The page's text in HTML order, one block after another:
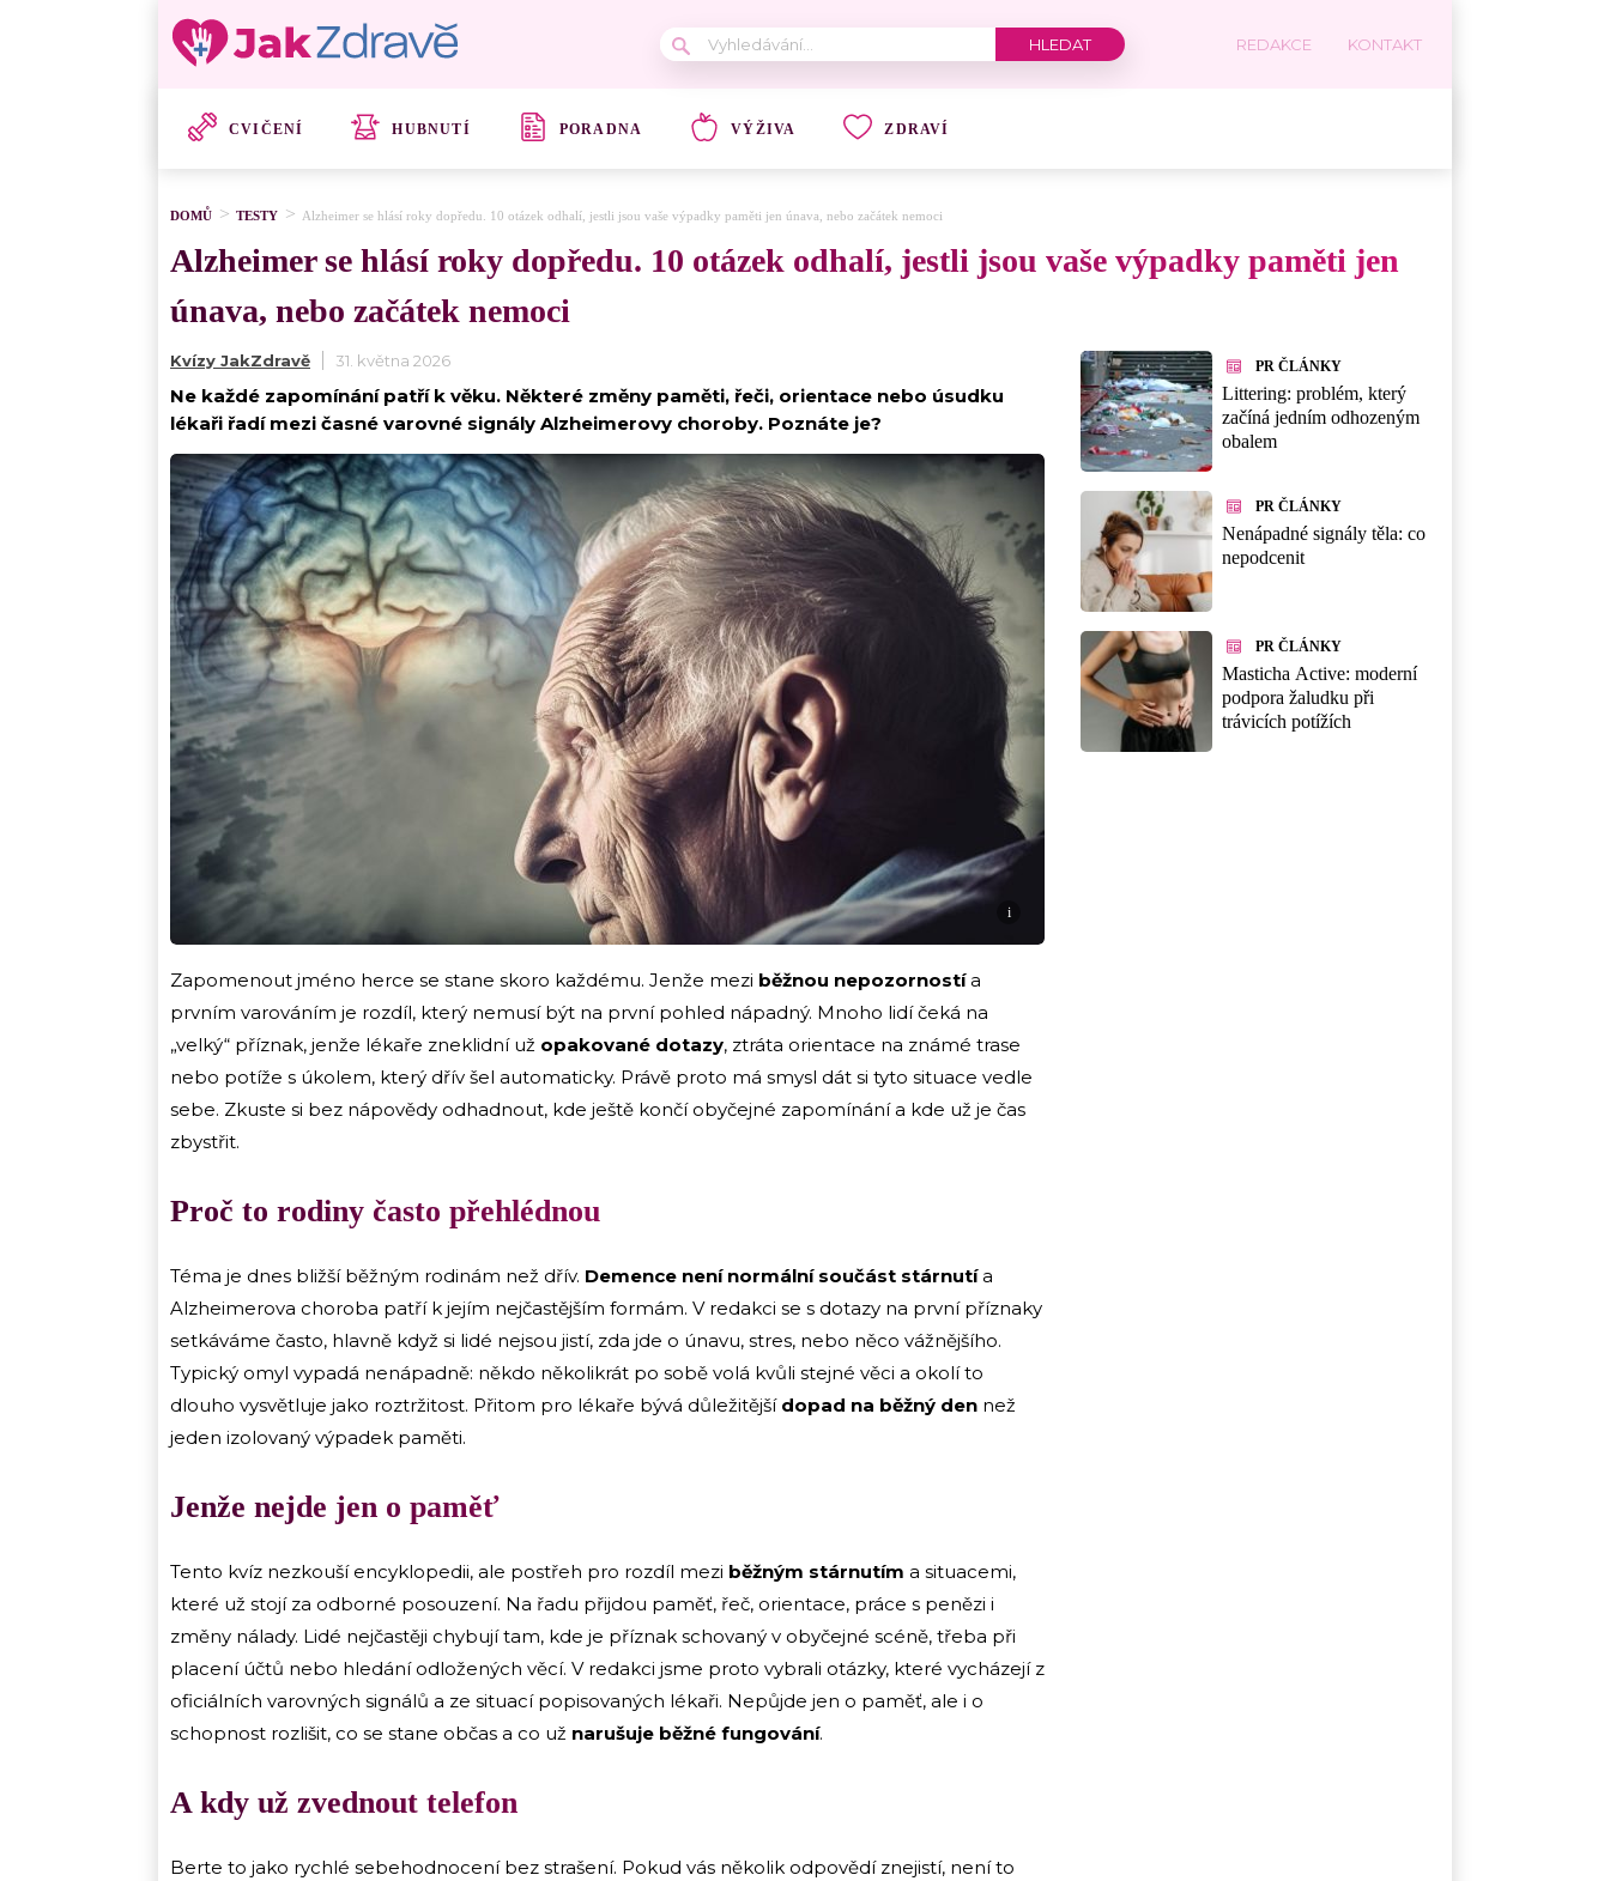
REDAKCE KONTAKT
CVIČENÍ HUBNUTÍ PORADNA VÝŽIVA ZDRAVÍ
DOMŮ TESTY Alzheimer se hlásí roky dopředu. 10 otázek odhalí, jestli jsou vaše výpadky paměti jen únava, nebo začátek nemoci
Alzheimer se hlásí roky dopředu. 10 otázek odhalí, jestli jsou vaše výpadky paměti jen
únava, nebo začátek nemoci
Kvízy JakZdravě 31. května 2026
Ne každé zapomínání patří k věku. Některé změny paměti, řeči, orientace nebo úsudku
lékaři řadí mezi časné varovné signály Alzheimerovy choroby. Poznáte je?
i
Zapomenout jméno herce se stane skoro každému. Jenže mezi běžnou nepozornostía
prvním varováním je rozdíl, který nemusí být na první pohled nápadný. Mnoho lidí čeká na
„velký“ příznak, jenže lékaře zneklidní už opakované dotazy, ztráta orientace na známé trase
nebo potíže s úkolem, který dřív šel automaticky. Právě proto má smysl dát si tyto situace vedle
sebe. Zkuste si bez nápovědy odhadnout, kde ještě končí obyčejné zapomínání a kde už je čas
zbystřit.
Proč to rodiny často přehlédnou
Téma je dnes bližší běžným rodinám než dřív. Demence není normální součást stárnutía
Alzheimerova choroba patří k jejím nejčastějším formám. V redakci se s dotazy na první příznaky
setkáváme často, hlavně když si lidé nejsou jistí, zda jde o únavu, stres, nebo něco vážnějšího.
Typický omyl vypadá nenápadně: někdo několikrát po sobě volá kvůli stejné věci a okolí to
dlouho vysvětluje jako roztržitost. Přitom pro lékaře bývá důležitější dopad na běžný den než
jeden izolovaný výpadek paměti.
Jenže nejde jen o paměť
Tento kvíz nezkouší encyklopedii, ale postřeh pro rozdíl mezi běžným stárnutím a situacemi,
které už stojí za odborné posouzení. Na řadu přijdou paměť, řeč, orientace, práce s penězi i
změny nálady. Lidé nejčastěji chybují tam, kde je příznak schovaný v obyčejné scéně, třeba při
placení účtů nebo hledání odložených věcí. V redakci jsme proto vybrali otázky, které vycházejí z
oficiálních varovných signálů a ze situací popisovaných lékaři. Nepůjde jen o paměť, ale i o
schopnost rozlišit, co se stane občas a co už narušuje běžné fungování.
A kdy už zvednout telefon
Berte to jako rychlé sebehodnocení bez strašení. Pokud vás několik odpovědí znejistí, není to
PR ČLÁNKY
Littering: problém, který
začíná jedním odhozeným
obalem
PR ČLÁNKY
Nenápadné signály těla: co
nepodcenit
PR ČLÁNKY
Masticha Active: moderní
podpora žaludku při
trávicích potížích